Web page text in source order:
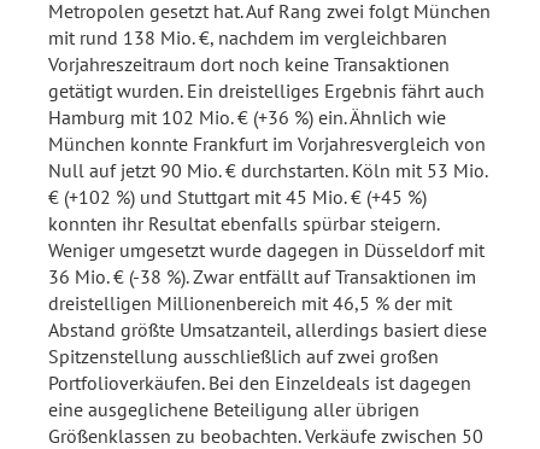
Metropolen gesetzt hat. Auf Rang zwei folgt München
mit rund 138 Mio. €, nachdem im vergleichbaren
Vorjahreszeitraum dort noch keine Transaktionen
getätigt wurden. Ein dreistelliges Ergebnis fährt auch
Hamburg mit 102 Mio. € (+36 %) ein. Ähnlich wie
München konnte Frankfurt im Vorjahresvergleich von
Null auf jetzt 90 Mio. € durchstarten. Köln mit 53 Mio.
€ (+102 %) und Stuttgart mit 45 Mio. € (+45 %)
konnten ihr Resultat ebenfalls spürbar steigern.
Weniger umgesetzt wurde dagegen in Düsseldorf mit
36 Mio. € (-38 %). Zwar entfällt auf Transaktionen im
dreistelligen Millionenbereich mit 46,5 % der mit
Abstand größte Umsatzanteil, allerdings basiert diese
Spitzenstellung ausschließlich auf zwei großen
Portfolioverkäufen. Bei den Einzeldeals ist dagegen
eine ausgeglichene Beteiligung aller übrigen
Größenklassen zu beobachten. Verkäufe zwischen 50